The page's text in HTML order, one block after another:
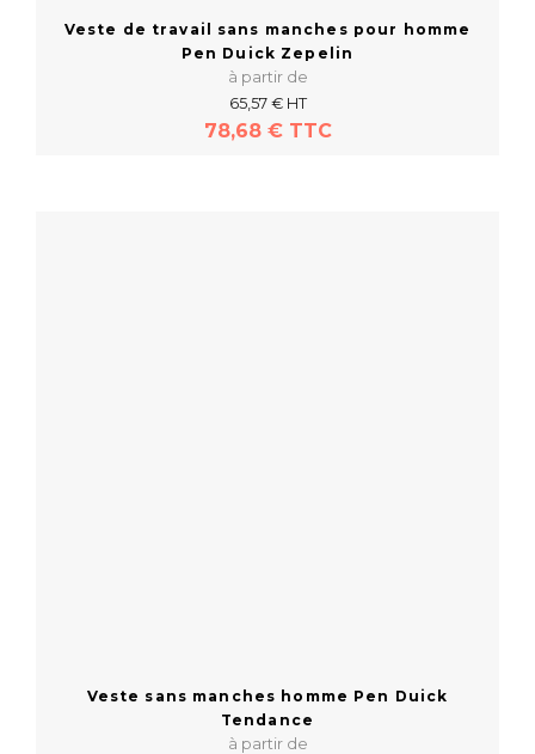
Veste de travail sans manches pour homme
Pen Duick Zepelin
à partir de
65,57 € HT
78,68 € TTC
Veste sans manches homme Pen Duick
Tendance
à partir de